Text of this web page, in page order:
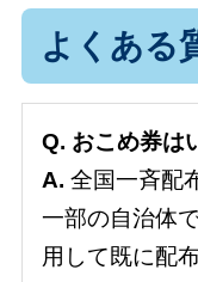
よくある
Q. おこめ券は
A. 全国一斉配
一部の自治体
用して既に配